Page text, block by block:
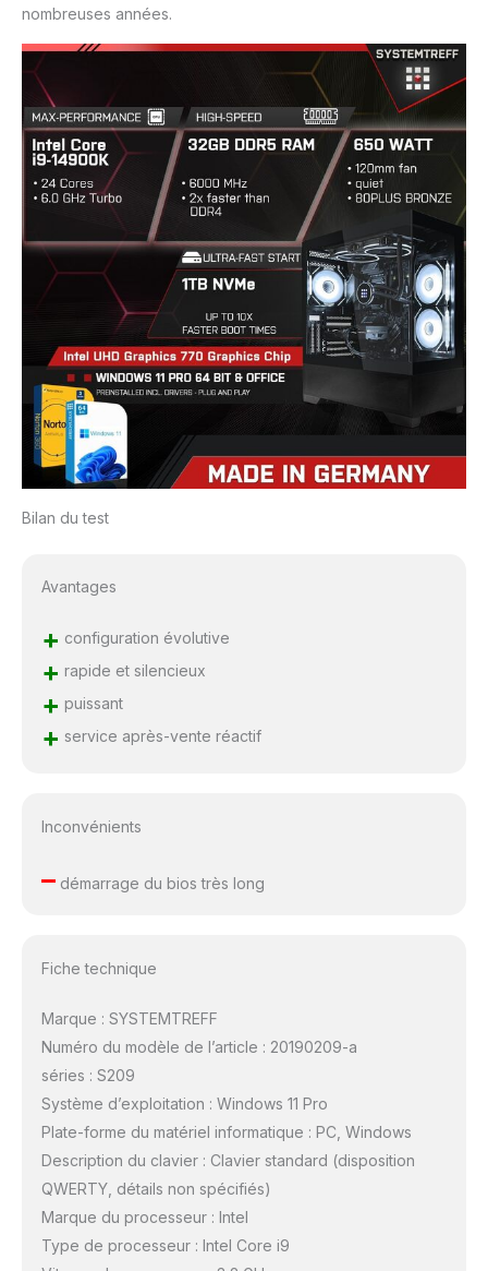
nombreuses années.
Bilan du test
Avantages
+ configuration évolutive
+ rapide et silencieux
+ puissant
+ service après-vente réactif
Inconvénients
–démarrage du bios très long
Fiche technique
Marque : SYSTEMTREFF
Numéro du modèle de l’article : 20190209-a
séries : S209
Système d’exploitation : Windows 11 Pro
Plate-forme du matériel informatique : PC, Windows
Description du clavier : Clavier standard (disposition
QWERTY, détails non spécifiés)
Marque du processeur : Intel
Type de processeur : Intel Core i9